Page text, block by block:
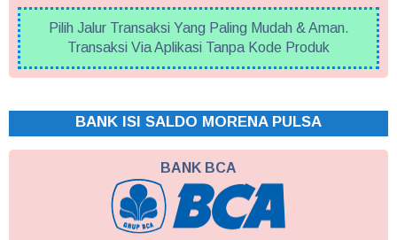
Pilih Jalur Transaksi Yang Paling Mudah & Aman.
Transaksi Via Aplikasi Tanpa Kode Produk
BANK ISI SALDO MORENA PULSA
BANK BCA